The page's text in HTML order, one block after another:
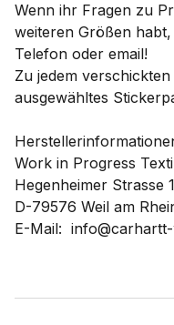
Wenn ihr Fragen zu
weiteren Größen
Telefon oder email!
Zu jedem
ausgewähltes
Work in Progress
Hegenheimer Strasse
D-79576 Weil am
E-Mail: